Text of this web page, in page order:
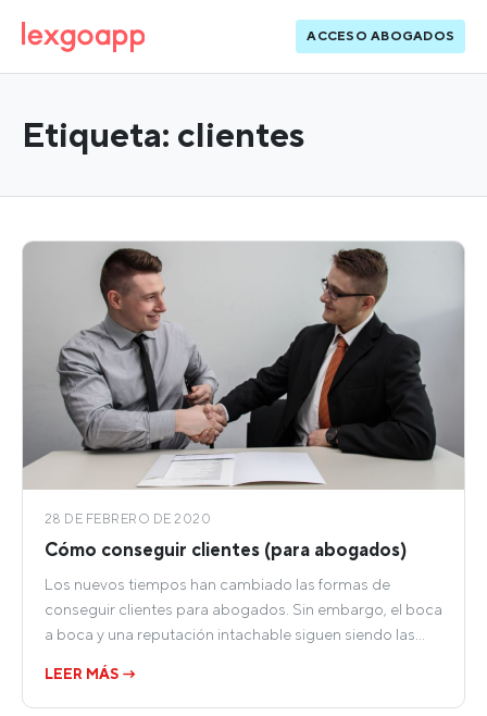
ACCESO ABOGADOS
Etiqueta: clientes
28 DE FEBRERO DE 2020
Cómo conseguir clientes (para abogados)
Los nuevos tiempos han cambiado las formas de
conseguir clientes para abogados. Sin embargo, el boca
a boca y una reputación intachable siguen siendo las…
LEER MÁS →